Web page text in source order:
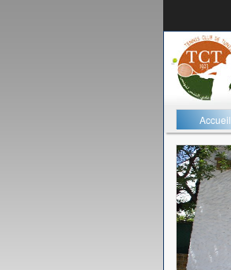
Accueil